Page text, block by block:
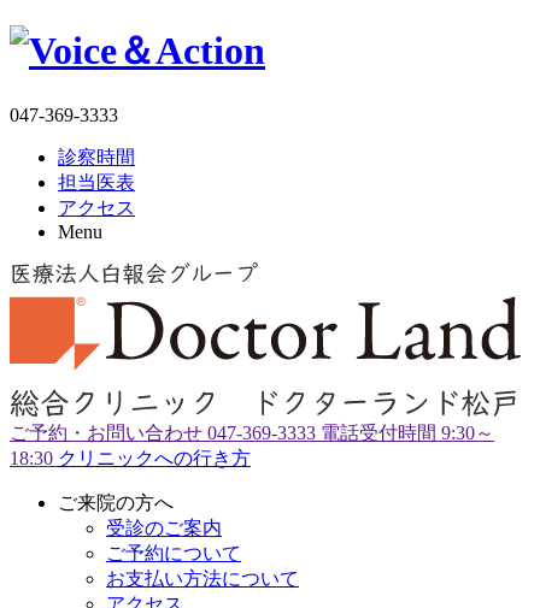
047-369-3333
診察時間
担当医表
アクセス
Menu
ご予約・お問い合わせ 047-369-3333 電話受付時間 9:30～
18:30 クリニックへの行き方
ご来院の方へ
受診のご案内
ご予約について
お支払い方法について
アクセス